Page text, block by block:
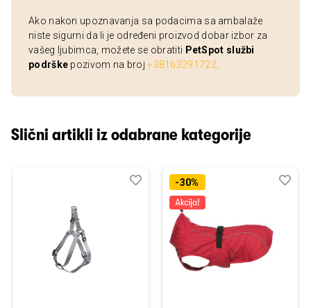
Ako nakon upoznavanja sa podacima sa ambalaže
niste sigurni da li je određeni proizvod dobar izbor za
vašeg ljubimca, možete se obratiti PetSpot službi
podrške pozivom na broj+38163291722
Slični artikli iz odabrane kategorije
Dodaj
Uporedi-30%